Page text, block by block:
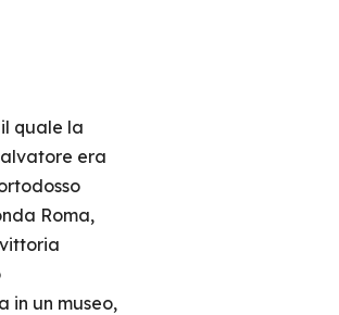
quale la
era
Roma,
in un museo,